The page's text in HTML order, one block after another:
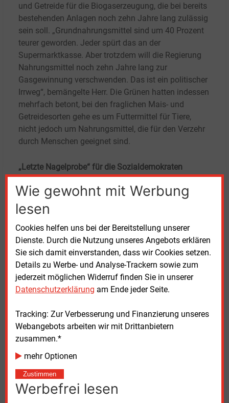
Wie gewohnt mit Werbung
lesen
Cookies helfen uns bei der Bereitstellung unserer
Dienste. Durch die Nutzung unseres Angebots erklären
Sie sich damit einverstanden, dass wir Cookies setzen.
Details zu Werbe- und Analyse-Trackern sowie zum
jederzeit möglichen Widerruf finden Sie in unserer
Datenschutzerklärung am Ende jeder Seite.
Tracking: Zur Verbesserung und Finanzierung unseres
Webangebots arbeiten wir mit Drittanbietern
zusammen.*
mehr Optionen
Zustimmen
Werbefrei lesen
und Getreide für die Biogaserzeugung, die bei bereits
bestehenden Anlagen noch zehn Jahre lang zulässig
sein soll. „Grundnahrungsmittel sind um 40 Prozent
teurer geworden. Jeder spürt das an der
Supermarktkasse. Aber trotzdem will die Regierung
Nahrungsmittel noch zehn Jahre lang zur
Gasgewinnung verschwenden. Das ist ein politischer
Irrweg“, bemängelte Herr. Die Grünen hatten indessen
mehrfach betont, bei den fraglichen Mais- und
Getreidesorten gehe es um Futtermittel für Tiere,
nicht jedoch um Nahrungsmittel, die für den Verzehr
durch Menschen geeignet sind.
„Letzte Nagelprobe“ für die Sozialdemokraten
Schroll deutete an, die SPÖ sei prinzipiell weiter
verhandlungsbereit. Allerdings müssten sich die
Regierungsparteien „noch einmal bewegen.“
Grundsätzlich wäre ein Beschluss des EGG bei der
Plenarsitzung des Parlaments möglich, die für 18.
und 19. September angesetzt ist. Am 29. September
wird das Parlament neu gewählt.
Der Energiesprecher der Grünen, Lukas Hammer,
des EGG im Parlament einzubringen. Er appellierte an
die SPÖ, diesem doch noch zuzustimmen. Ihm
zufolge kam die Regierung den Sozialdemokraten
ungewöhnlich weit entgegen. Hammer kritisierte, die
an Energiewende und Klimaschutz.“ Konkrete
Gesetzesvorhaben blockiere sie indessen wieder: